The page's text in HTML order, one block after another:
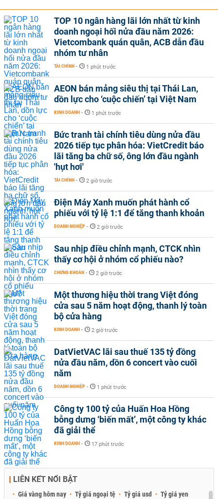
TOP 10 ngân hàng lãi lớn nhất từ kinh
doanh ngoại hối nửa đầu năm 2026:
Vietcombank quán quân, ACB dẫn đầu
nhóm tư nhân
TÀI CHÍNH - 1 phút trước
AEON bán mảng siêu thị tại Thái Lan,
dồn lực cho ‘cuộc chiến’ tại Việt Nam
KINH DOANH - 1 phút trước
Bức tranh tài chính tiêu dùng nửa đầu
2026 tiếp tục phân hóa: VietCredit báo
lãi tăng ba chữ số, ông lớn đầu ngành
'hụt hơi'
TÀI CHÍNH - 2 giờ trước
Điện Máy Xanh muốn phát hành cổ
phiếu với tỷ lệ 1:1 để tăng thanh khoản
DOANH NGHIỆP - 2 giờ trước
Sau nhịp điều chỉnh mạnh, CTCK nhìn
thấy cơ hội ở nhóm cổ phiếu nào?
CHỨNG KHOÁN - 2 giờ trước
Một thương hiệu thời trang Việt đóng
cửa sau 5 năm hoạt động, thanh lý toàn
bộ cửa hàng
KINH DOANH - 2 giờ trước
DatVietVAC lãi sau thuế 135 tỷ đồng
nửa đầu năm, dồn 6 concert vào cuối
năm
DOANH NGHIỆP - 1 phút trước
Công ty 100 tỷ của Huấn Hoa Hồng
bỗng dưng ‘biến mất’, một công ty khác
đã giải thể
KINH DOANH - 17 phút trước
LIÊN KẾT NỔI BẬT
Giá vàng hôm nay Tỷ giá ngoại tệ Tỷ giá usd Tỷ giá yen